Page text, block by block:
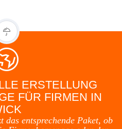
ERSTELLUNG
FÜR FIRMEN IN
das entsprechende Paket, ob